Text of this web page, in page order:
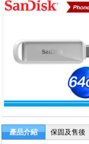
產品介紹
保固及售後